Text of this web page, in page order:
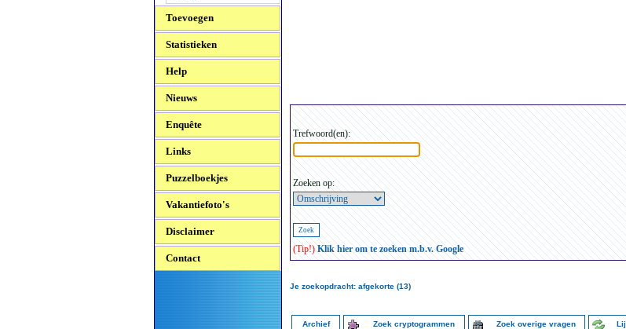
Toevoegen
Statistieken
Help
Nieuws
Enquête
Links
Puzzelboekjes
Vakantiefoto's
Disclaimer
Contact
Trefwoord(en):
Zoeken op:
(Tip!) Klik hier om te zoeken m.b.v. Google
Je zoekopdracht: afgekorte (13)
Archief Zoek cryptogrammen Zoek overige vragen